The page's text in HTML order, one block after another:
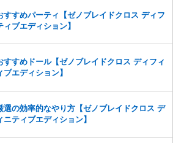
らせていただく場合もございますので、あら
。
すすめパーティ【ゼノブレイドクロス ディフ
ィブエディション】
すすめドール【ゼノブレイドクロス ディフィ
ブエディション】
選の効率的なやり方【ゼノブレイドクロス デ
ニティブエディション】